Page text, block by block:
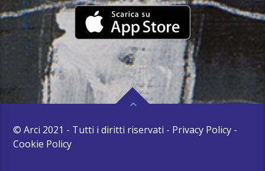
© Arci 2021 - Tutti i diritti riservati - Privacy Policy -
Cookie Policy